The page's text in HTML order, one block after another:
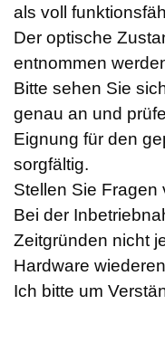
als voll
Der optische
entnommen
Bitte sehen Sie
genau an und
Eignung für den
sorgfältig.
Stellen Sie Fragen
Bei der
Zeitgründen nicht
Hardware
Ich bitte um